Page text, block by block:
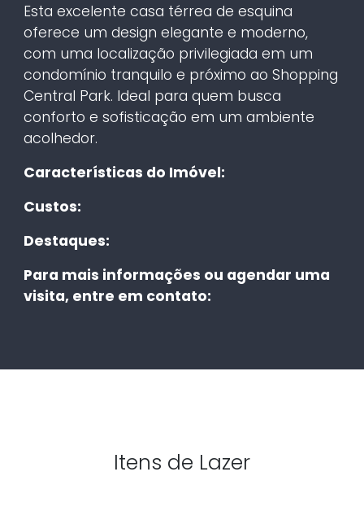
Esta excelente casa térrea de esquina
oferece um design elegante e moderno,
com uma localização privilegiada em um
condomínio tranquilo e próximo ao Shopping
Central Park. Ideal para quem busca
conforto e sofisticação em um ambiente
acolhedor.
Características do Imóvel:
Custos:
Destaques:
Para mais informações ou agendar uma
visita, entre em contato:
Itens de Lazer